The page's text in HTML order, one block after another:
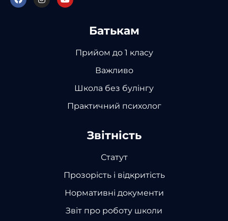
Батькам
Прийом до 1 класу
Важливо
Школа без булінгу
Практичний психолог
Звітність
Статут
Прозорість і відкритість
Нормативні документи
Звіт про роботу школи